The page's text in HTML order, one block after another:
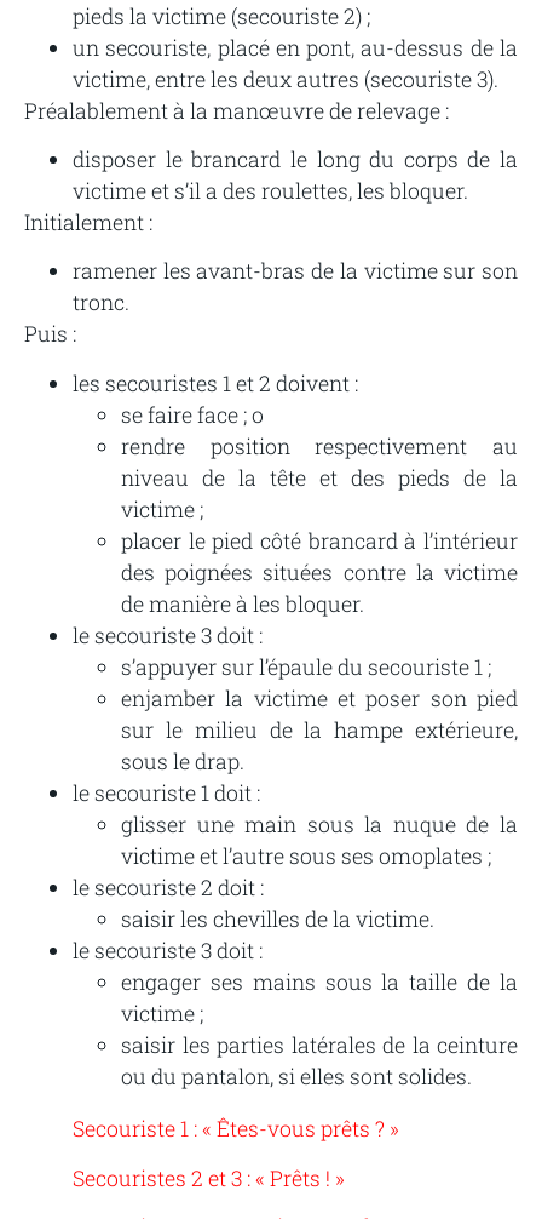
pieds la victime (secouriste 2) ;
un secouriste, placé en pont, au-dessus de la
victime, entre les deux autres (secouriste 3).
Préalablement à la manœuvre de relevage :
disposer le brancard le long du corps de la
victime et s’il a des roulettes, les bloquer.
Initialement :
ramener les avant-bras de la victime sur son
tronc.
Puis :
les secouristes 1 et 2 doivent :
se faire face ; o
rendre position respectivement au
niveau de la tête et des pieds de la
victime ;
placer le pied côté brancard à l’intérieur
des poignées situées contre la victime
de manière à les bloquer.
le secouriste 3 doit :
s’appuyer sur l’épaule du secouriste 1 ;
enjamber la victime et poser son pied
sur le milieu de la hampe extérieure,
sous le drap.
le secouriste 1 doit :
glisser une main sous la nuque de la
victime et l’autre sous ses omoplates ;
le secouriste 2 doit :
saisir les chevilles de la victime.
le secouriste 3 doit :
engager ses mains sous la taille de la
victime ;
saisir les parties latérales de la ceinture
ou du pantalon, si elles sont solides.
Secouriste 1 : « Êtes-vous prêts ? »
Secouristes 2 et 3 : « Prêts ! »